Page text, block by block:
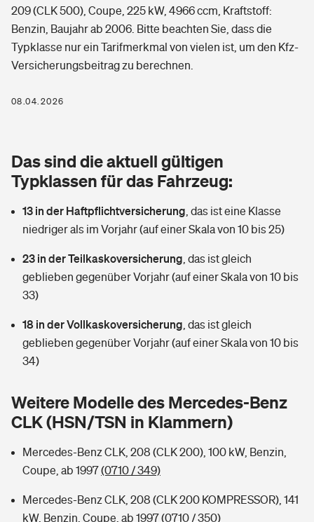
Arbeitsrechtsschutz
Berufshaftpflichtversicherung
Rentenrechner: Wie viel Geld bekomme ich im Alter?
Wer versichert was: Jetzt Versicherer finden
Elementarversicherung
Photovoltaik
Wärmepumpen versichern
Vermieterrrechtsschutz
Mietkautionsversicherung
Zur Übersicht
Tools
Wer versichert was: Jetzt Versicherer finden
Sie haben Fragen?
Pri­vate Haft­pflicht­
Rechts­schutz­ver­si­che­rung
Kinderunfall­ver­si­che­rung
Reiseversicherung
Handyversicherung
Musikinstrumentenversicherung
Zur Übersicht
Tools
Gesundheit
Private Krankenversicherung
Tierkrankenversicherung
Zur Übersicht
Tools
Sie haben Fragen?
209 (CLK 500), Coupe, 225 kW, 4966 ccm, Kraftstoff:
Benzin, Baujahr ab 2006. Bitte beachten Sie, dass die
Typklasse nur ein Tarifmerkmal von vielen ist, um den Kfz-
Versicherungsbeitrag zu berechnen.
08.04.2026
Das sind die aktuell gültigen
Typklassen für das Fahrzeug:
13 in der Haftpflichtversicherung das ist eine Klasse
niedriger als im Vorjahr (auf einer Skala von 10 bis 25)
23 in der Teilkaskoversicherung das ist gleich
geblieben gegenüber Vorjahr (auf einer Skala von 10 bis
33)
18 in der Vollkaskoversicherung das ist gleich
geblieben gegenüber Vorjahr (auf einer Skala von 10 bis
34)
Weitere Modelle des Mercedes-Benz
CLK (HSN/TSN in Klammern)
Mercedes-Benz CLK, 208 (CLK 200), 100 kW, Benzin,
Coupe, ab 1997(0710 / 349)
Mercedes-Benz CLK, 208 (CLK 200 KOMPRESSOR), 141
kW, Benzin, Coupe, ab 1997(0710 / 350)